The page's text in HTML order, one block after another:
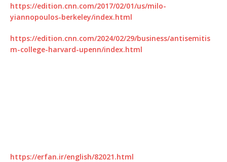
https://edition.cnn.com/2017/02/01/us/milo-
yiannopoulos-berkeley/index.html
https://edition.cnn.com/2024/02/29/business/antisemitis
m-college-harvard-upenn/index.html
https://erfan.ir/english/82021.html